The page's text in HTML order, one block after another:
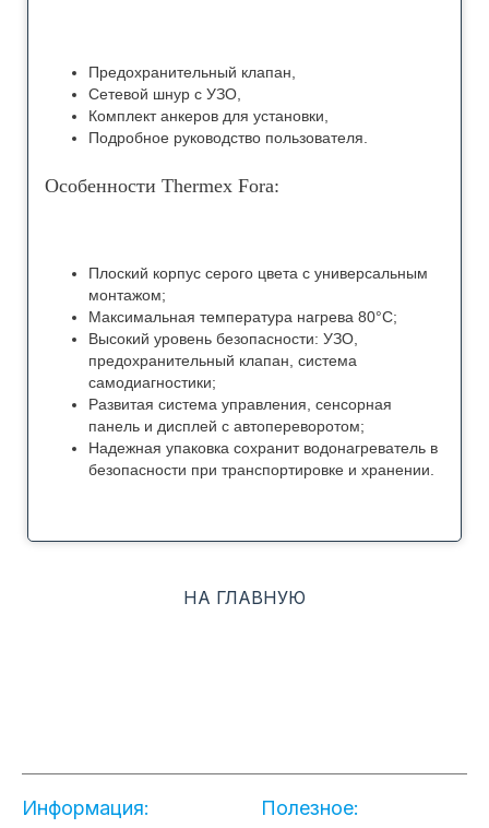
Предохранительный клапан,
Сетевой шнур с УЗО,
Комплект анкеров для установки,
Подробное руководство пользователя.
Особенности Thermex Fora:
Плоский корпус серого цвета с универсальным
монтажом;
Максимальная температура нагрева 80°С;
Высокий уровень безопасности: УЗО,
предохранительный клапан, система
самодиагностики;
Развитая система управления, сенсорная
панель и дисплей с автопереворотом;
Надежная упаковка сохранит водонагреватель в
безопасности при транспортировке и хранении.
НА ГЛАВНУЮ
Информация: Полезное: